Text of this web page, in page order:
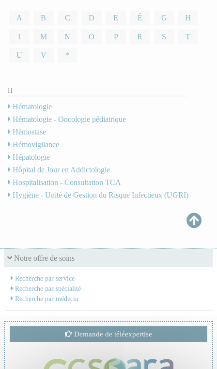
Notre offre de soins
Recherche par service
Recherche par spécialité
Recherche par médecin
Demande de téléexpertise
A B C D E É G H
I M N O P R S T
U V *
H
Hématologie
Hématologie - Oncologie pédiatrique
Hémostase
Hémovigilance
Hépatologie
Hôpital de Jour en Addictologie
Hospitalisation - Consultation TCA
Hygiène - Unité de Gestion du Risque Infectieux (UGRI)